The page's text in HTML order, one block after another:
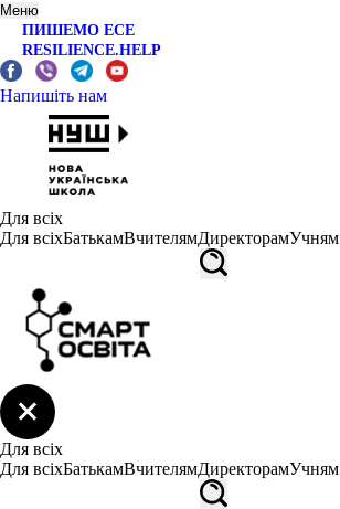
Меню
ПИШЕМО ЕСЕ
RESILIENCE.HELP
Напишіть нам
Для всіх
Для всіхБатькамВчителямДиректорамУчням
Для всіх
Для всіхБатькамВчителямДиректорамУчням